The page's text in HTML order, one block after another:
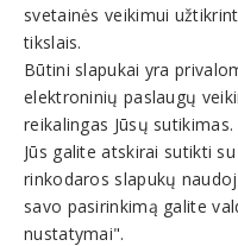
Apyvarta:
58 333 €, pelnas po
Veiklos sritys
Kavinės, barai, restoranai
svetainės veikimui
tikslais.
Būtini slapukai yra
elektroninių paslaugų
reikalingas Jūsų sutikimas.
Jūs galite atskirai sutikti
rinkodaros slapukų
savo pasirinkimą galite
nustatymai".